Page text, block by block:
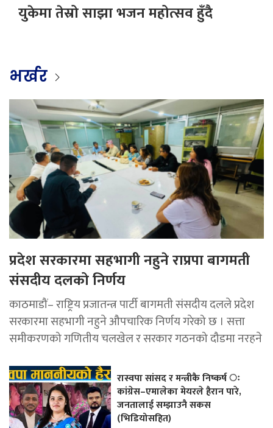
युकेमा तेस्रो साझा भजन महोत्सव हुँदै
भर्खर
प्रदेश सरकारमा सहभागी नहुने राप्रपा बागमती
संसदीय दलको निर्णय
काठमाडौं– राष्ट्रिय प्रजातन्त्र पार्टी बागमती संसदीय दलले प्रदेश
सरकारमा सहभागी नहुने औपचारिक निर्णय गरेको छ । सत्ता
समीकरणको गणितीय चलखेल र सरकार गठनको दौडमा नरहने
रास्वपा सांसद र मन्त्रीकै निष्कर्ष ः
कांग्रेस–एमालेका मेयरले हैरान पारे,
जनतालाई सम्झाउनै सकस
(भिडियोसहित)